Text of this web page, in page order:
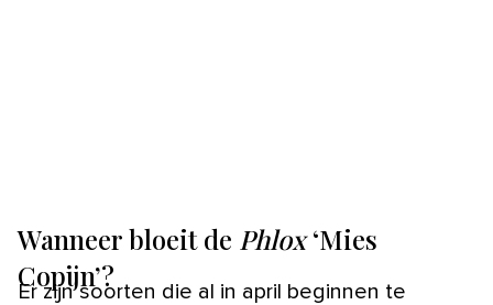
Wanneer bloeit de Phlox‘Mies
Copijn’?
Er zijn soorten die al in april beginnen te